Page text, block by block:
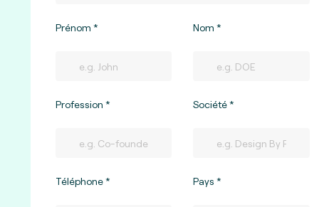
Prénom Nom
Profession Société
Téléphone Pays